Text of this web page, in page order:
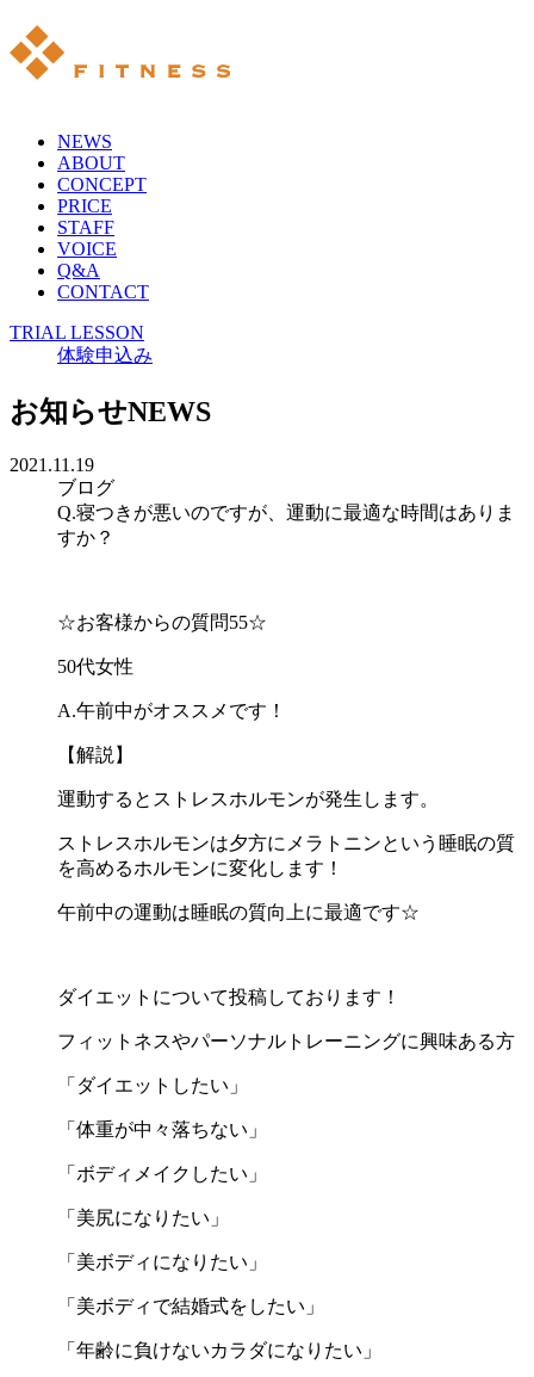
NEWS
ABOUT
CONCEPT
PRICE
STAFF
VOICE
Q&A
CONTACT
TRIAL LESSON
体験申込み
お知らせNEWS
2021.11.19
ブログ
Q.寝つきが悪いのですが、運動に最適な時間はありま
すか？
☆お客様からの質問55☆
50代女性
A.午前中がオススメです！
【解説】
運動するとストレスホルモンが発生します。
ストレスホルモンは夕方にメラトニンという睡眠の質
を高めるホルモンに変化します！
午前中の運動は睡眠の質向上に最適です☆
ダイエットについて投稿しております！
フィットネスやパーソナルトレーニングに興味ある方
「ダイエットしたい」
「体重が中々落ちない」
「ボディメイクしたい」
「美尻になりたい」
「美ボディになりたい」
「美ボディで結婚式をしたい」
「年齢に負けないカラダになりたい」